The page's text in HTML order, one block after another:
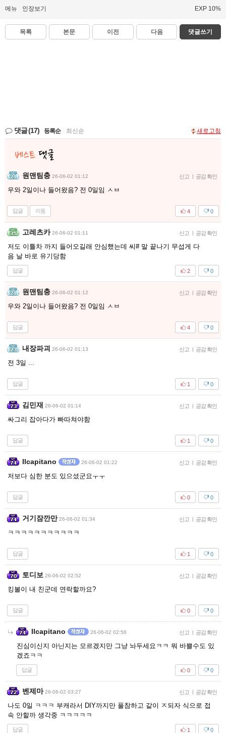
메뉴 인장보기 EXP 10%
목록 본문 이전 다음 댓글쓰기
댓글(17) 등록순 최신순 새로고침
원맨팀충 26-06-02 01:12 신고 | 공감 확인
우와 2일이나 들어왔음? 전 0일임 ㅅㅂ
답글 이동 0
4
고레츠카 26-06-02 01:11 신고 | 공감 확인
저도 이틀차 까지 들어오길래 안심했는데 씨# 말 끝나기 무섭게 다
음 날 바로 유기당함
답글 0
2
원맨팀충 26-06-02 01:12 신고 | 공감 확인
우와 2일이나 들어왔음? 전 0일임 ㅅㅂ
답글 0
4
내장파괴 26-06-02 01:13 신고 | 공감 확인
전 3일 ...
답글 0
1
김민재 26-06-02 01:14 신고 | 공감 확인
싸그리 잡아다가 빠따쳐야함
답글 0
1
Ilcapitano 26-06-02 01:22 신고 | 공감 확인
저보다 심한 분도 있으셨군요ㅜㅜ
답글 0
0
거기잠깐만 26-06-02 01:34 신고 | 공감 확인
ㅋㅋㅋㅋㅋㅋㅋㅋㅋㅋㅋ
답글 0
1
토디보 26-06-02 02:52 신고 | 공감 확인
킹볼이 내 친군데 연락할까요?
답글 0
0
Ilcapitano 26-06-02 02:56 신고 | 공감 확인
진심이신지 아닌지는 모르겠지만 그냥 놔두세요ㅋㅋ 뭐 바쁠수도 있
겠죠ㅋㅋ
답글 0
0
벤제마 26-06-02 03:27 신고 | 공감 확인
나도 0일 ㅋㅋㅋ 부캐라서 DIY까지만 풀참하고 같이 ㅈ되자 식으로 접
속 안할까 생각중 ㅋㅋㅋㅋㅋ
답글 0
1